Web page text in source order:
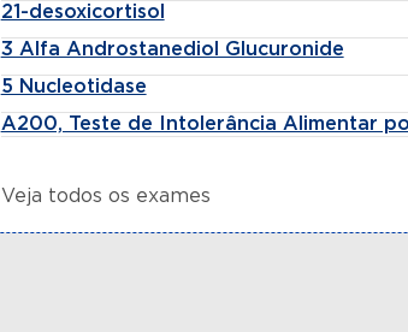
21-desoxicortisol
3 Alfa Androstanediol Glucuronide
5 Nucleotidase
A200, Teste de Intolerância Alimentar
Veja todos os exames